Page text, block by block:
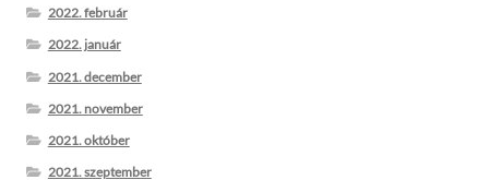
2022. február
2022. január
2021. december
2021. november
2021. október
2021. szeptember